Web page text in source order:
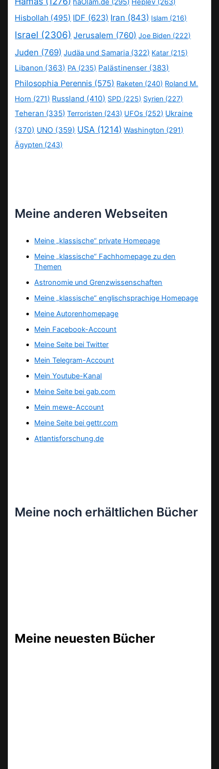
haOlam.de (295) Heplev (263)
Hisbollah (495) IDF (623) Iran (843) Islam (216)
Israel (2306) Jerusalem (760) Joe Biden (222)
Juden (769) Judäa und Samaria (322) Katar (215)
Libanon (363) PA (235) Palästinenser (383)
Philosophia Perennis (575) Raketen (240) Roland M.
Horn (271) Russland (410) SPD (225) Syrien (227)
Teheran (335) Terroristen (243) UFOs (252) Ukraine
(370) UNO (359) USA (1214) Washington (291)
Ägypten (243)
Meine anderen Webseiten
Meine „klassische“ private Homepage
Meine „klassische“ Fachhomepage zu den
Themen
Astronomie und Grenzwissenschaften
Meine „klassische“ englischsprachige Homepage
Meine Autorenhomepage
Mein Facebook-Account
Meine Seite bei Twitter
Mein Telegram-Account
Mein Youtube-Kanal
Meine Seite bei gab.com
Mein mewe-Account
Meine Seite bei gettr.com
Atlantisforschung.de
Meine noch erhältlichen Bücher
Meine neuesten Bücher